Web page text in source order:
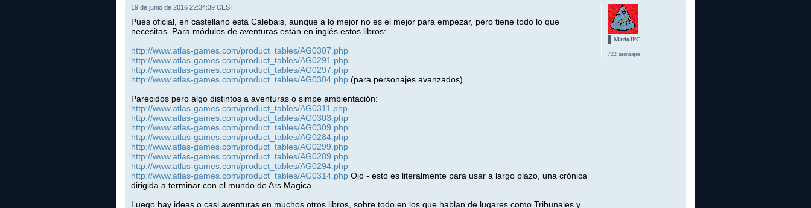
MarioJPC
722 mensajes
19 de junio de 2016 22:34:39 CEST
Pues oficial, en castellano está Calebais, aunque a lo mejor no es el mejor para empezar, pero tiene todo lo que
necesitas. Para módulos de aventuras están en inglés estos libros:
http://www.atlas-games.com/product_tables/AG0307.php
http://www.atlas-games.com/product_tables/AG0291.php
http://www.atlas-games.com/product_tables/AG0297.php
http://www.atlas-games.com/product_tables/AG0304.php (para personajes avanzados)
Parecidos pero algo distintos a aventuras o simpe ambientación:
http://www.atlas-games.com/product_tables/AG0311.php
http://www.atlas-games.com/product_tables/AG0303.php
http://www.atlas-games.com/product_tables/AG0309.php
http://www.atlas-games.com/product_tables/AG0284.php
http://www.atlas-games.com/product_tables/AG0299.php
http://www.atlas-games.com/product_tables/AG0289.php
http://www.atlas-games.com/product_tables/AG0294.php
http://www.atlas-games.com/product_tables/AG0314.php Ojo - esto es literalmente para usar a largo plazo, una crónica
dirigida a terminar con el mundo de Ars Magica.
Luego hay ideas o casi aventuras en muchos otros libros, sobre todo en los que hablan de lugares como Tribunales y